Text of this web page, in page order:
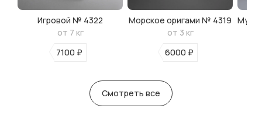
Игровой № 4322
от 7 кг
7100 ₽
Морское оригами № 4319
от 3 кг
6000 ₽
Смотреть все